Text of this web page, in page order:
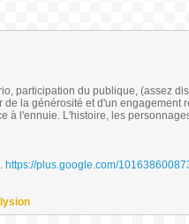
participation du publique, (assez
la générosité et d'un
à l'ennuie. L'histoire, les
https://plus.google.com/